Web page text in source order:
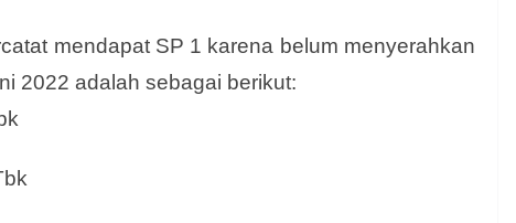
mendapat SP 1 karena belum menyerahkan
2022 adalah sebagai berikut: